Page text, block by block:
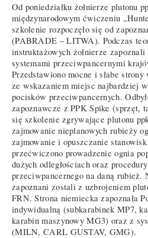
Od poniedziałku żołnierze plutonu
międzynarodowym ćwiczeniu
szkolenie rozpoczęło się od
(PABRADE – LITWA). Podczas
instruktażowych żołnierze
systemami przeciwpancernymi
Przedstawiono mocne i słabe
ze wskazaniem miejsc najbardziej
pocisków przeciwpancernych.
zapoznawcze z PPK Spike (sprzęt,
się szkolenie zgrywające plutonu
zajmowanie nieplanowych rubieży
zajmowanie i opuszczanie
przećwiczono prowadzenie ognia
dużych odległościach oraz
przeciwpancernego na daną rubież.
zapoznani zostali z uzbrojeniem
FRN. Strona niemiecka zapoznała
indywidualną (subkarabinek MP7,
karabin maszynowy MG3) oraz z
(MILN, CARL GUSTAV, GMG).